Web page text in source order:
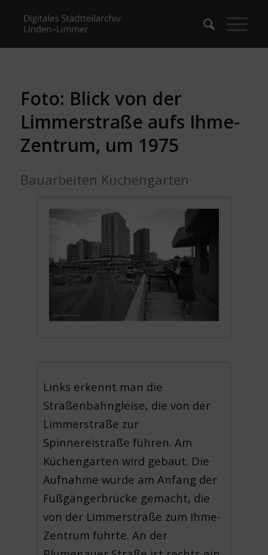
Foto: Blick von der
Limmerstraße aufs Ihme-
Zentrum, um 1975
Bauarbeiten Küchengarten
Links erkennt man die
Straßenbahngleise, die von der
Limmerstraße zur
Spinnereistraße führen. Am
Küchengarten wird gebaut. Die
Aufnahme wurde am Anfang der
Fußgängerbrücke gemacht, die
von der Limmerstraße zum Ihme-
Zentrum führte. An der